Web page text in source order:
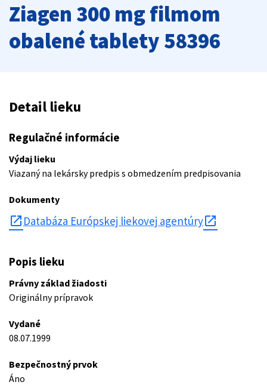
Ziagen 300 mg filmom
obalené tablety 58396
Detail lieku
Regulačné informácie
Výdaj lieku
Viazaný na lekársky predpis s obmedzením predpisovania
Dokumenty
open_in_new Databáza Európskej liekovej agentúry
Popis lieku
Právny základ žiadosti
Originálny prípravok
Vydané
08.07.1999
Bezpečnostný prvok
Áno